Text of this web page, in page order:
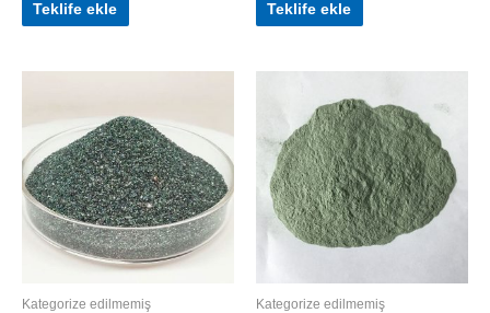
Teklife ekle Teklife ekle
Kategorize edilmemiş Kategorize edilmemiş